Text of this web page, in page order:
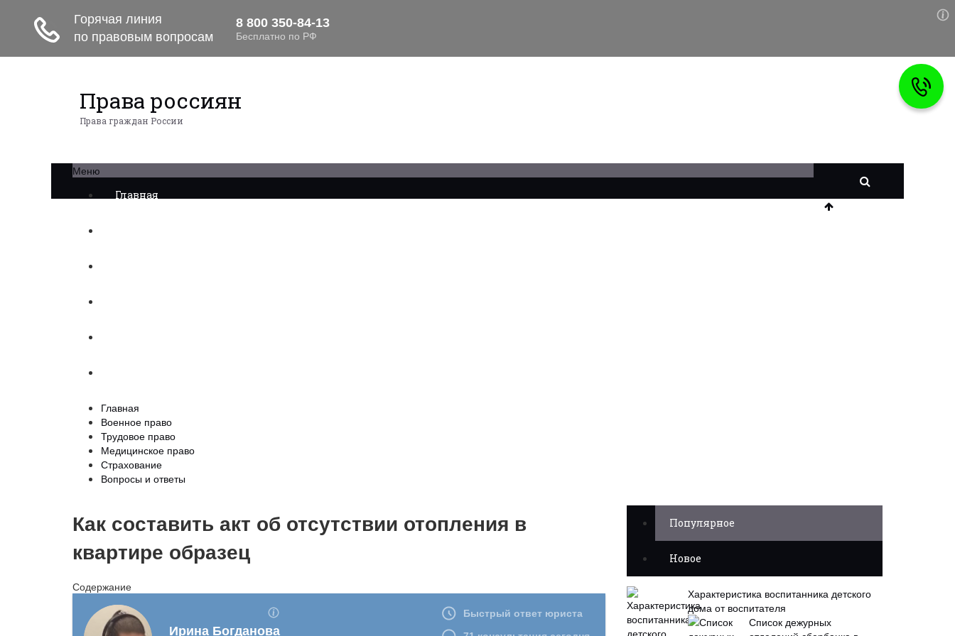
Права россиян
Права граждан России
Меню
Главная
Главная
Военное право
Трудовое право
Медицинское право
Страхование
Вопросы и ответы
Как составить акт об отсутствии отопления в
квартире образец
Содержание
Популярное
Новое
Характеристика воспитанника детского
дома от воспитателя
Список дежурных